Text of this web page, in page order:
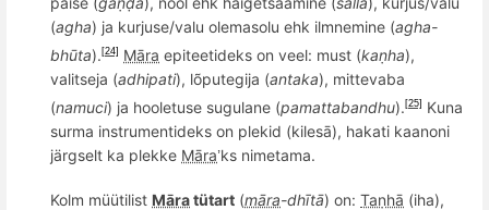
(agha) ja kurjuse/valu olemasolu ehk ilmnemine (agha-
bhūta). [24] Māra epiteetideks on veel: must (kaṇha),
valitseja (adhipati), lõputegija (antaka), mittevaba
(namuci) ja hooletuse sugulane (pamattabandhu). [25]
Kuna
surma instrumentideks on plekid (kilesā), hakati kaanoni
järgselt ka plekke Māra’ks nimetama.
Kolm müütilist Māratütart (māra-dhītā) on: Taṇhā (iha),